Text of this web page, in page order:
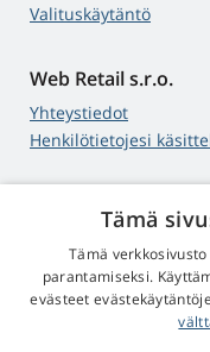
Valituskäytäntö
Web Retail s.r.o.
Yhteystiedot
Henkilötietojesi
4,9tähteä
545 arvostelua
© 2009
Tämä
Tämä
parantamiseksi.
evästeet